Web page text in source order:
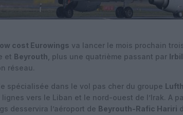
cost Eurowings va lancer le mois prochain
et Beyrouth , plus une quatrième passant par Irbil
réseau.
spécialisée dans le vol pas cher du groupe
vers le Liban et le nord-ouest de l’Irak. A
desservira l’aéroport de Beyrouth-Rafic Hariri